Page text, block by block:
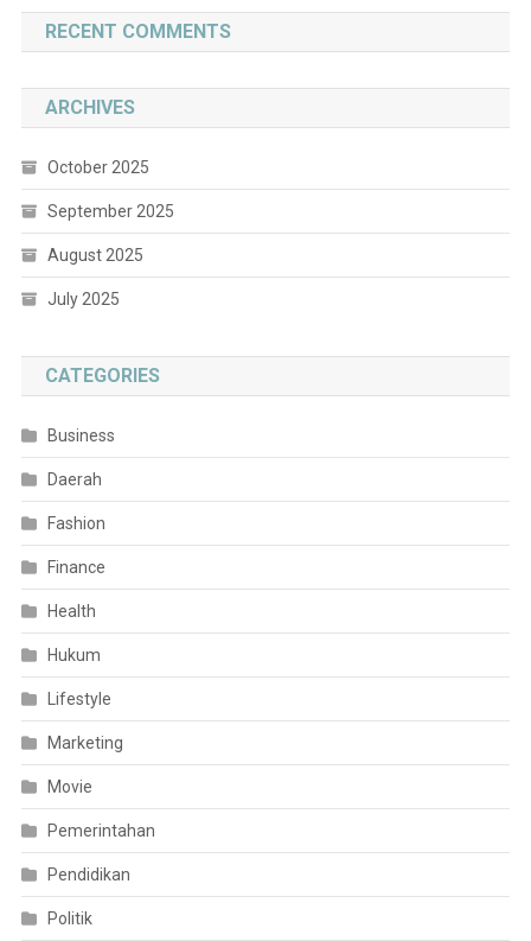
RECENT COMMENTS
ARCHIVES
October 2025
September 2025
August 2025
July 2025
CATEGORIES
Business
Daerah
Fashion
Finance
Health
Hukum
Lifestyle
Marketing
Movie
Pemerintahan
Pendidikan
Politik